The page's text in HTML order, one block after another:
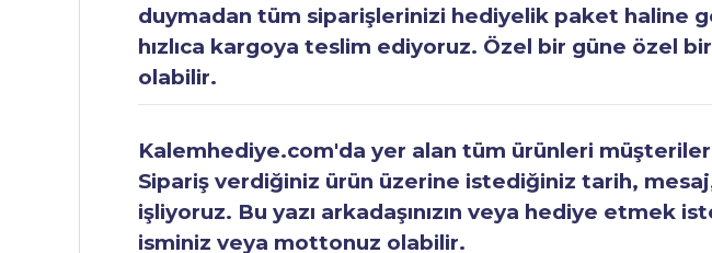
duymadan tüm siparişlerinizi hediyelik paket haline
hızlıca kargoya teslim ediyoruz. Özel bir güne özel
olabilir.
Kalemhediye.com'da yer alan tüm ürünleri
Sipariş verdiğiniz ürün üzerine istediğiniz tarih,
işliyoruz. Bu yazı arkadaşınızın veya hediye etmek
isminiz veya mottonuz olabilir.